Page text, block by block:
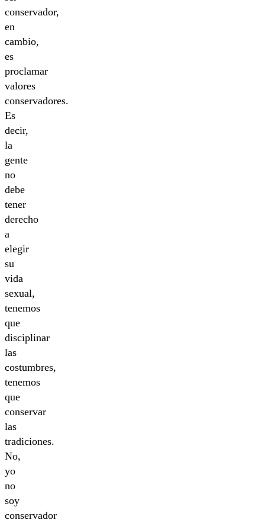
conservador,
en
cambio,
es
proclamar
valores
conservadores.
Es
decir,
la
gente
no
debe
tener
derecho
a
elegir
su
vida
sexual,
tenemos
que
disciplinar
las
costumbres,
tenemos
que
conservar
las
tradiciones.
No,
yo
no
soy
conservador